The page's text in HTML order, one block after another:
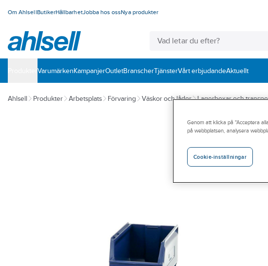
Om AhlsellButikerHållbarhetJobba hos ossNya produkter
VarumärkenKampanjerOutletBranscherTjänsterVårt erbjudandeAktuellt
Ahlsell Produkter Arbetsplats Förvaring Väskor och lådor Lagerboxar och
Genom att klicka på "Acceptera
på webbplatsen, analysera
Cookie-inställningar